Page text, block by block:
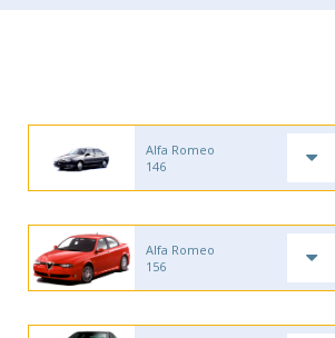
Alfa Romeo
146
Alfa Romeo
156